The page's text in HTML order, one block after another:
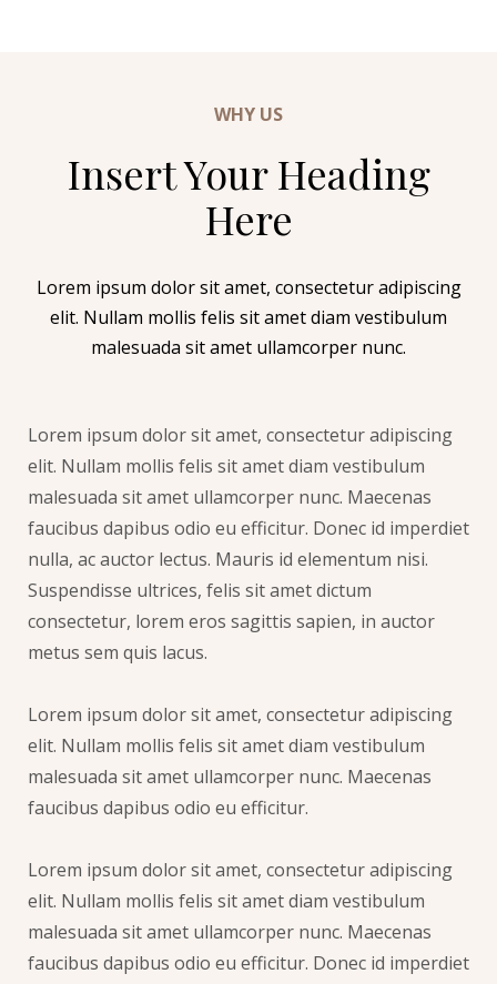
WHY US
Insert Your Heading
Here
Lorem ipsum dolor sit amet, consectetur adipiscing
elit. Nullam mollis felis sit amet diam vestibulum
malesuada sit amet ullamcorper nunc.
Lorem ipsum dolor sit amet, consectetur adipiscing
elit. Nullam mollis felis sit amet diam vestibulum
malesuada sit amet ullamcorper nunc. Maecenas
faucibus dapibus odio eu efficitur. Donec id imperdiet
nulla, ac auctor lectus. Mauris id elementum nisi.
Suspendisse ultrices, felis sit amet dictum
consectetur, lorem eros sagittis sapien, in auctor
metus sem quis lacus.
Lorem ipsum dolor sit amet, consectetur adipiscing
elit. Nullam mollis felis sit amet diam vestibulum
malesuada sit amet ullamcorper nunc. Maecenas
faucibus dapibus odio eu efficitur.
Lorem ipsum dolor sit amet, consectetur adipiscing
elit. Nullam mollis felis sit amet diam vestibulum
malesuada sit amet ullamcorper nunc. Maecenas
faucibus dapibus odio eu efficitur. Donec id imperdiet